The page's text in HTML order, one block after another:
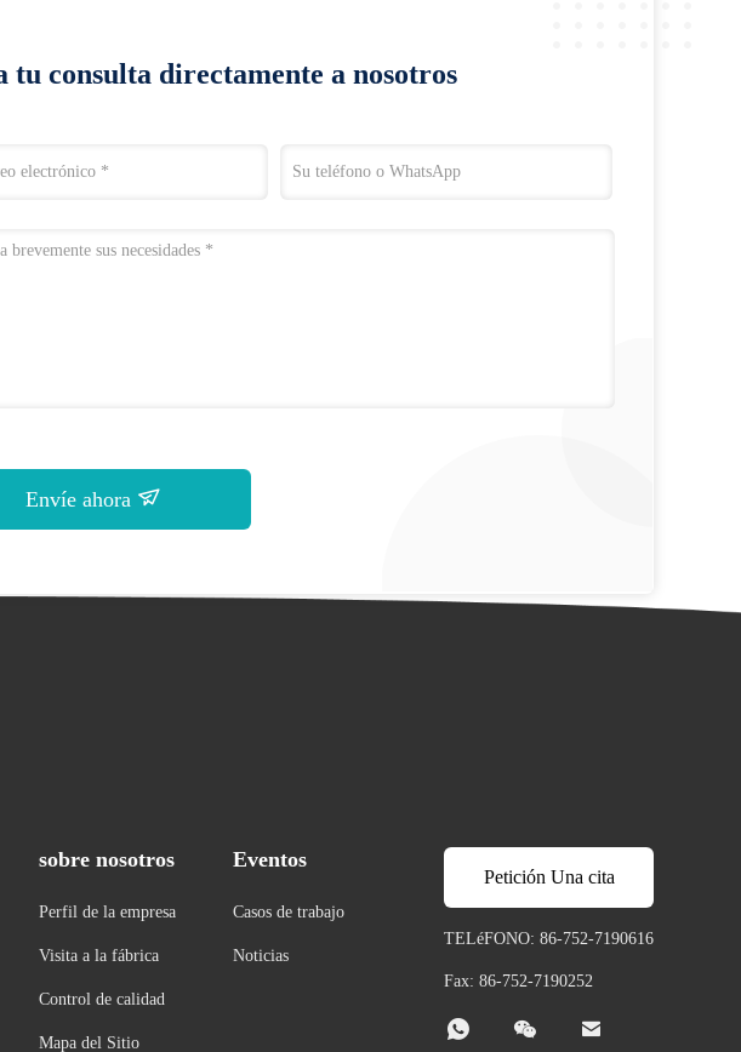
tu consulta directamente a nosotros
Envíe ahora
sobre nosotros
Perfil de la empresa
Visita a la fábrica
Control de calidad
Mapa del Sitio
Eventos
Casos de trabajo
Noticias
Petición Una cita
TELéFONO: 86-752-7190616
Fax: 86-752-7190252
  